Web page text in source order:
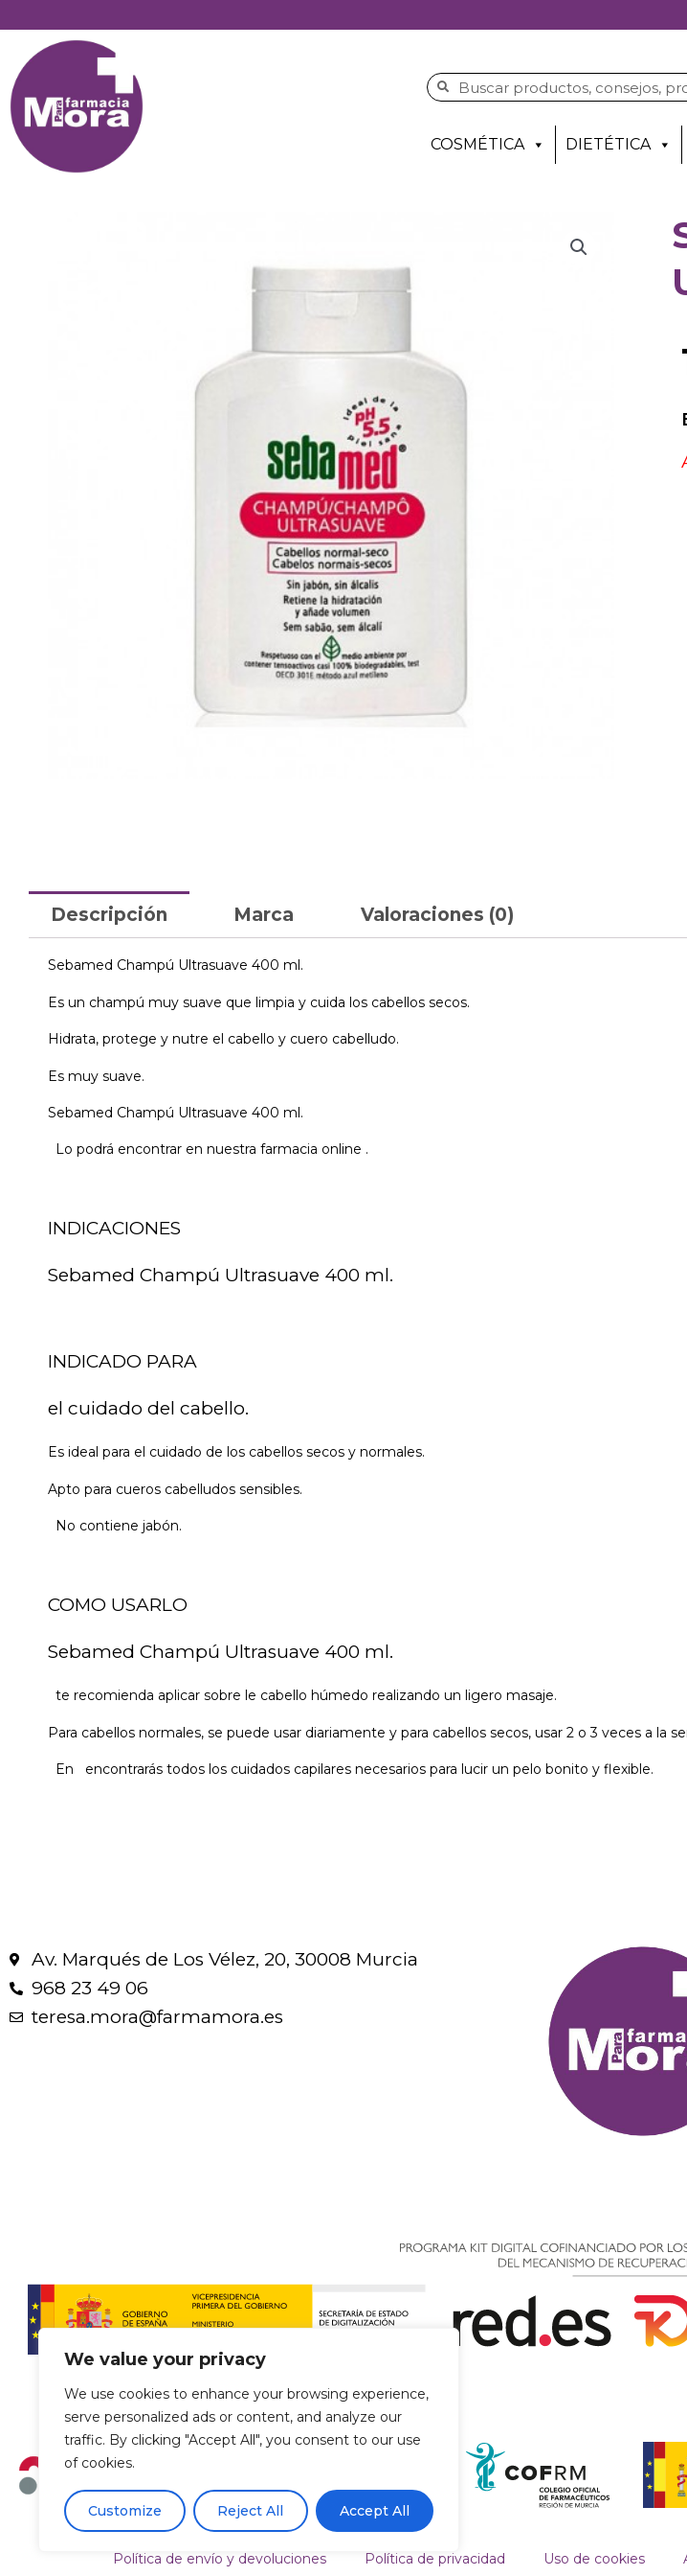
We value your privacy
We use cookies to enhance your browsing experience,
serve personalized ads or content, and analyze our
traffic. By clicking "Accept All", you consent to our use
of cookies.
Customize Reject All Accept All
COSMÉTICA DIETÉTICA
Descripción Marca Valoraciones (0)
Sebamed Champú Ultrasuave 400 ml.
Es un champú muy suave que limpia y cuida los cabellos secos.
Hidrata, protege y nutre el cabello y cuero cabelludo.
Es muy suave.
Sebamed Champú Ultrasuave 400 ml.
Lo podrá encontrar en nuestra farmacia online .
INDICACIONES
Sebamed Champú Ultrasuave 400 ml.
INDICADO PARA
el cuidado del cabello.
Es ideal para el cuidado de los cabellos secos y normales.
Apto para cueros cabelludos sensibles.
No contiene jabón.
COMO USARLO
Sebamed Champú Ultrasuave 400 ml.
te recomienda aplicar sobre le cabello húmedo realizando un ligero masaje.
Para cabellos normales, se puede usar diariamente y para cabellos secos, usar 2 o 3 veces a la
En encontrarás todos los cuidados capilares necesarios para lucir un pelo bonito y flexible.
Av. Marqués de Los Vélez, 20, 30008 Murcia
968 23 49 06
teresa.mora@farmamora.es
Política de envío y devoluciones Política de privacidad Uso de cookies